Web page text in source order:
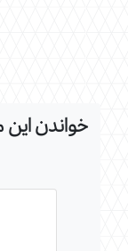
خواندن این